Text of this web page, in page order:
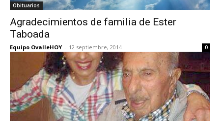
Obituarios
Agradecimientos de familia de Ester
Taboada
Equipo OvalleHOY - 12 septiembre, 2014 0